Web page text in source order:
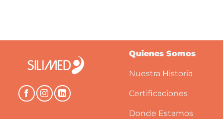
Quienes Somos
Nuestra Historia
Certificaciones
Donde Estamos